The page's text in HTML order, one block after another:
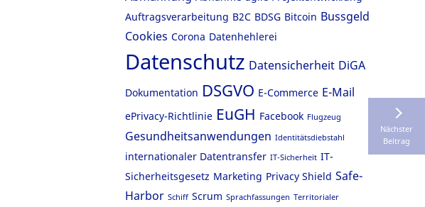
Nächster
Beitrag
Auftragsverarbeitung B2C BDSG Bitcoin Bussgeld
Cookies Corona Datenhehlerei
Datenschutz Datensicherheit DiGA
Dokumentation DSGVO E-Commerce E-Mail
ePrivacy-Richtlinie EuGH Facebook Flugzeug
Gesundheitsanwendungen Identitätsdiebstahl
internationaler Datentransfer IT-Sicherheit IT-
Sicherheitsgesetz Marketing Privacy Shield Safe-
Harbor Schiff Scrum Sprachfassungen Territorialer